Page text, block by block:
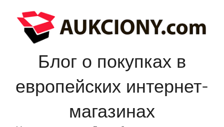
содержимому
Блог о покупках в
европейских интернет-
магазинах